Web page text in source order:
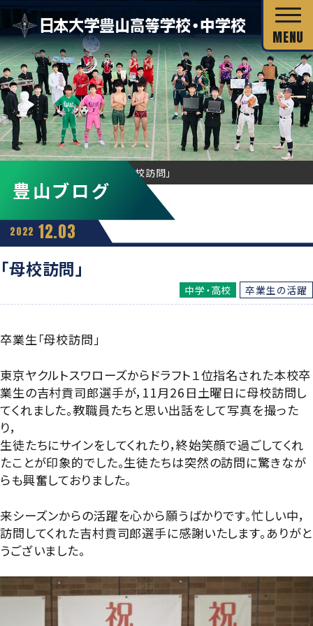
校長あいさつ
教育目標
スクール・ミッション
沿革・校歌
日本大学について
数字で見る豊山
独自の教育システム
グローバル教育
教科の特長
カリキュラム・シラバス
年間行事
制服紹介
部活動
豊山生の一日
生徒座談会
学校案内パンフレット
学則
教科の特長
特進コース
スポーツコース
年間行事
制服紹介
部活動
生徒座談会
学校案内パンフレット
進路指導
進学実績
合格者インタビュー
進路新聞Compass
活躍するOB
豊山ブログ
「母校訪問」
2022 12.03
「母校訪問」
中学・高校 卒業生の活躍
卒業生「母校訪問」
東京ヤクルトスワローズからドラフト１位指名された本校卒
業生の吉村貢司郎選手が，11月26日土曜日に母校訪問し
てくれました。教職員たちと思い出話をして写真を撮った
り，
生徒たちにサインをしてくれたり，終始笑顔で過ごしてくれ
たことが印象的でした。生徒たちは突然の訪問に驚きなが
らも興奮しておりました。
来シーズンからの活躍を心から願うばかりです。忙しい中，
訪問してくれた吉村貢司郎選手に感謝いたします。ありがと
うございました。